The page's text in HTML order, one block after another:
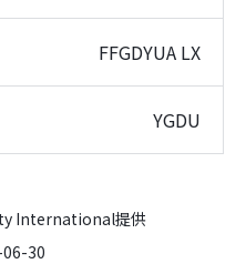
FFGDYUA LX
YGDU
International提供
30